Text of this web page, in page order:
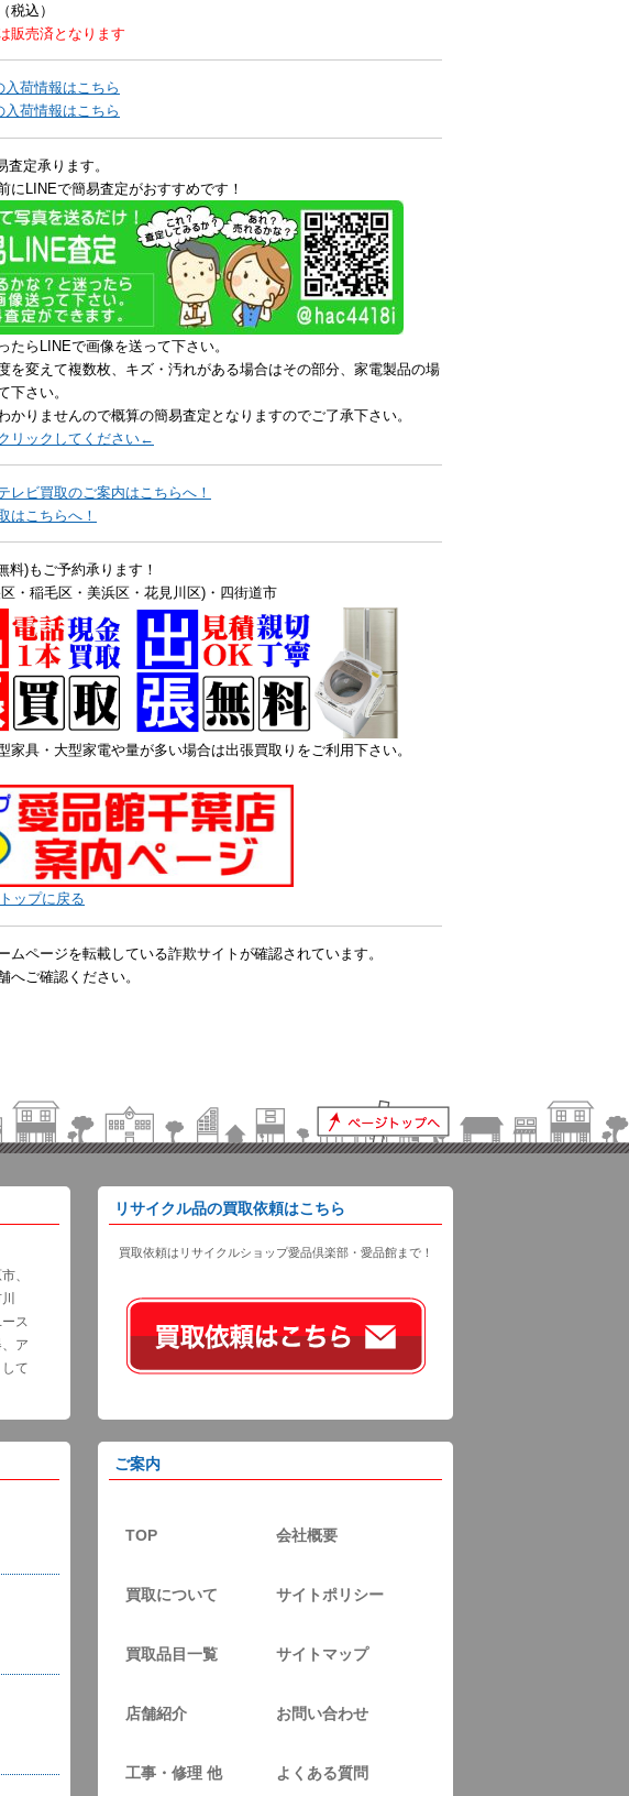
税込）
販売済となります
荷情報はこちら
荷情報はこちら
定承ります。
にLINEで簡易査定がおすすめです！
たらLINEで画像を送って下さい。
を変えて複数枚、キズ・汚れがある場合はその部分、家電製品の場
下さい。
かりませんので概算の簡易査定となりますのでご了承下さい。
リックしてください←
レビ買取のご案内はこちらへ！
はこちらへ！
料)もご予約承ります！
・稲毛区・美浜区・花見川区)・四街道市
家具・大型家電や量が多い場合は出張買取りをご利用下さい。
ップに戻る
ページを転載している詐欺サイトが確認されています。
へご確認ください。
、
ス
ア
て
リサイクル品の買取依頼はこちら
買取依頼はリサイクルショップ愛品倶楽部・愛品館まで！
ご案内
TOP 会社概要
買取について サイトポリシー
買取品目一覧 サイトマップ
店舗紹介 お問い合わせ
工事・修理 他 よくある質問